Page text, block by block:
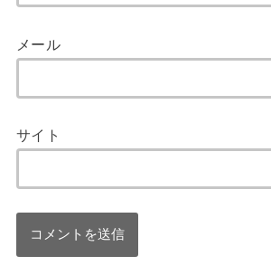
メール
サイト